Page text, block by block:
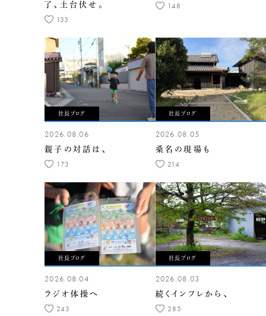
了、土台伏せ。
133
148
社長ブログ
2026.08.06
親子の対話は、
173
社長ブログ
2026.08.05
桑名の現場も
214
社長ブログ
2026.08.04
ラジオ体操へ
243
社長ブログ
2026.08.03
続くインフレから、
285